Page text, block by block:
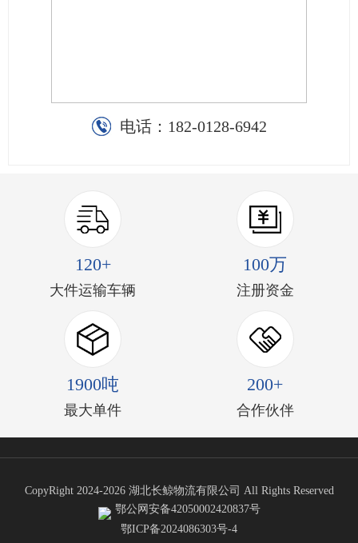
电话： 182-0128-6942
120+
大件运输车辆
100万
注册资金
1900吨
最大单件
200+
合作伙伴
CopyRight 2024-2026 湖北长鲸物流有限公司 All Rights Reserved
鄂公网安备42050002420837号
鄂ICP备2024086303号-4